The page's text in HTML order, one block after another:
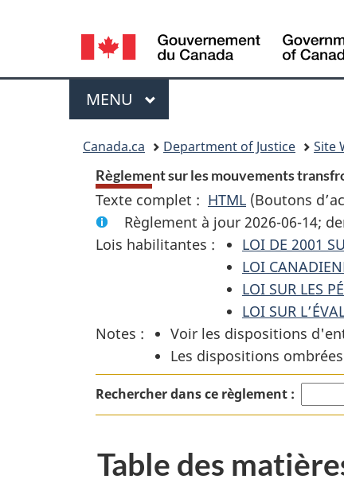
Language
selection
Menu
MENU PRINCIPAL
Canada.ca Department of Justice Site
Règlement sur les mouvements
Texte complet : HTML Texte
complet
:
Règlement
sur
les
mouvements
de
déchets
de
(Boutons
Règlement à jour 2026-06-14;
Lois habilitantes :
LOI DE 2001
LOI
LOI SUR LES
LOI SUR
Notes :
Voir les dispositions
Les dispositions
Rechercher dans ce règlement :
Table des